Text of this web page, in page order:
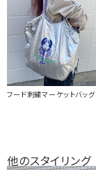
フード刺繍マーケットバッグ
他のスタイリング